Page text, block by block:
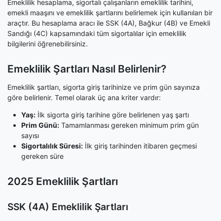
1.3.4 Emeklilikte 4500 gün ile 7000 gün arasındaki fark
nedir?
1.3.5 1999 ve 2008 arası sigortalı olanlar ne zaman
emekli olur?
1.4 Özel Emeklilik Durumları
1.4.2 Malulen Emeklilik
1.5 Önemli Bilgiler ve Uyarılar
Emeklilik hesaplama, sigortalı çalışanların emeklilik tarihini,
emekli maaşını ve emeklilik şartlarını belirlemek için kullanılan bir
araçtır. Bu hesaplama aracı ile SSK (4A), Bağkur (4B) ve Emekli
Sandığı (4C) kapsamındaki tüm sigortalılar için emeklilik
bilgilerini öğrenebilirsiniz.
Emeklilik Şartları Nasıl Belirlenir?
Emeklilik şartları, sigorta giriş tarihinize ve prim gün sayınıza
göre belirlenir. Temel olarak üç ana kriter vardır:
Yaş: İlk sigorta giriş tarihine göre belirlenen yaş şartı
Prim Günü: Tamamlanması gereken minimum prim gün
sayısı
Sigortalılık Süresi: İlk giriş tarihinden itibaren geçmesi
gereken süre
2025 Emeklilik Şartları
SSK (4A) Emeklilik Şartları